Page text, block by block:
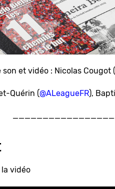
et vidéo : Nicolas Cougot (
Quérin (@ALeagueFR),
vidéo